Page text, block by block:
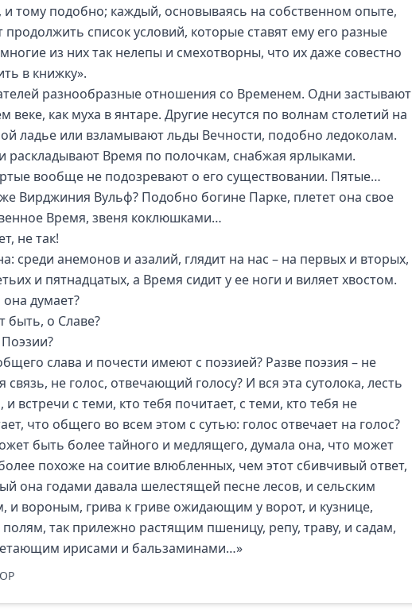
и тому подобно; каждый, основываясь на собственном опыте,
продолжить список условий, которые ставят ему его разные
из них так нелепы и смехотворны, что их даже совестно
в книжку».
разнообразные отношения со Временем. Одни застывают
веке, как муха в янтаре. Другие несутся по волнам столетий на
ладье или взламывают льды Вечности, подобно ледоколам.
раскладывают Время по полочкам, снабжая ярлыками.
вообще не подозревают о его существовании. Пятые…
Вирджиния Вульф? Подобно богине Парке, плетет она свое
Время, звеня коклюшками…
не так!
среди анемонов и азалий, глядит на нас – на первых и вторых,
и пятнадцатых, а Время сидит у ее ноги и виляет хвостом.
думает?
быть, о Славе?
слава и почести имеют с поэзией? Разве поэзия – не
связь, не голос, отвечающий голосу? И вся эта сутолока, лесть
и встречи с теми, кто тебя почитает, с теми, кто тебя не
что общего во всем этом с сутью: голос отвечает на голос?
быть более тайного и медлящего, думала она, что может
похоже на соитие влюбленных, чем этот сбивчивый ответ,
она годами давала шелестящей песне лесов, и сельским
и вороным, грива к гриве ожидающим у ворот, и кузнице,
полям, так прилежно растящим пшеницу, репу, траву, и садам,
ирисами и бальзаминами…»